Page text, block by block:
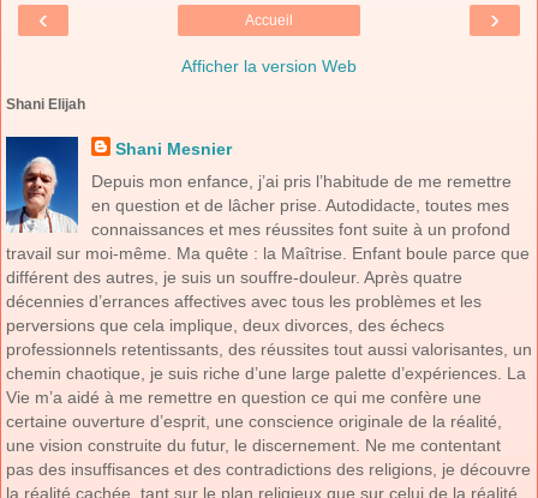
‹ ›
Accueil
Afficher la version Web
Shani Elijah
Shani Mesnier
Depuis mon enfance, j’ai pris l’habitude de me remettre
en question et de lâcher prise. Autodidacte, toutes mes
connaissances et mes réussites font suite à un profond
travail sur moi-même. Ma quête : la Maîtrise. Enfant boule parce que
différent des autres, je suis un souffre-douleur. Après quatre
décennies d’errances affectives avec tous les problèmes et les
perversions que cela implique, deux divorces, des échecs
professionnels retentissants, des réussites tout aussi valorisantes, un
chemin chaotique, je suis riche d’une large palette d’expériences. La
Vie m’a aidé à me remettre en question ce qui me confère une
certaine ouverture d’esprit, une conscience originale de la réalité,
une vision construite du futur, le discernement. Ne me contentant
pas des insuffisances et des contradictions des religions, je découvre
la réalité cachée, tant sur le plan religieux que sur celui de la réalité